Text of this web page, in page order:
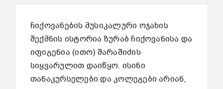
ჩიქოვანების მუსიკალური ოჯახის
შექმნის ისტორია ზურაბ ჩიქოვანისა და
იფიგენია (ითო) შარაშიძის
სიყვარულით დაიწყო. ისინი
თანაკურსელები და კოლეგები არიან,